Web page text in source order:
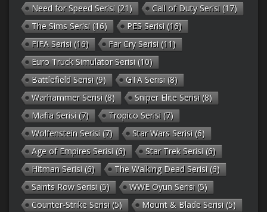
Need for Speed Serisi (21) Call of Duty Serisi (17)
The Sims Serisi (16) PES Serisi (16)
FIFA Serisi (16) Far Cry Serisi (11)
Euro Truck Simulator Serisi (10)
Battlefield Serisi (9) GTA Serisi (8)
Warhammer Serisi (8) Sniper Elite Serisi (8)
Mafia Serisi (7) Tropico Serisi (7)
Wolfenstein Serisi (7) Star Wars Serisi (6)
Age of Empires Serisi (6) Star Trek Serisi (6)
Hitman Serisi (6) The Walking Dead Serisi (6)
Saints Row Serisi (5) WWE Oyun Serisi (5)
Counter-Strike Serisi (5) Mount & Blade Serisi (5)